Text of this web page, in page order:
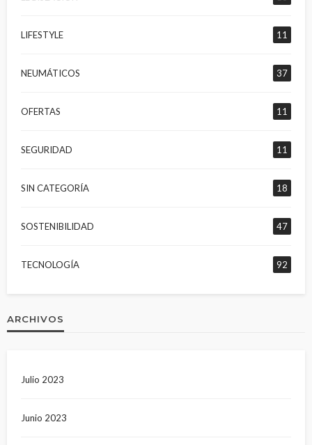
LIFESTYLE 11
NEUMÁTICOS 37
OFERTAS 11
SEGURIDAD 11
SIN CATEGORÍA 18
SOSTENIBILIDAD 47
TECNOLOGÍA 92
ARCHIVOS
Julio 2023
Junio 2023